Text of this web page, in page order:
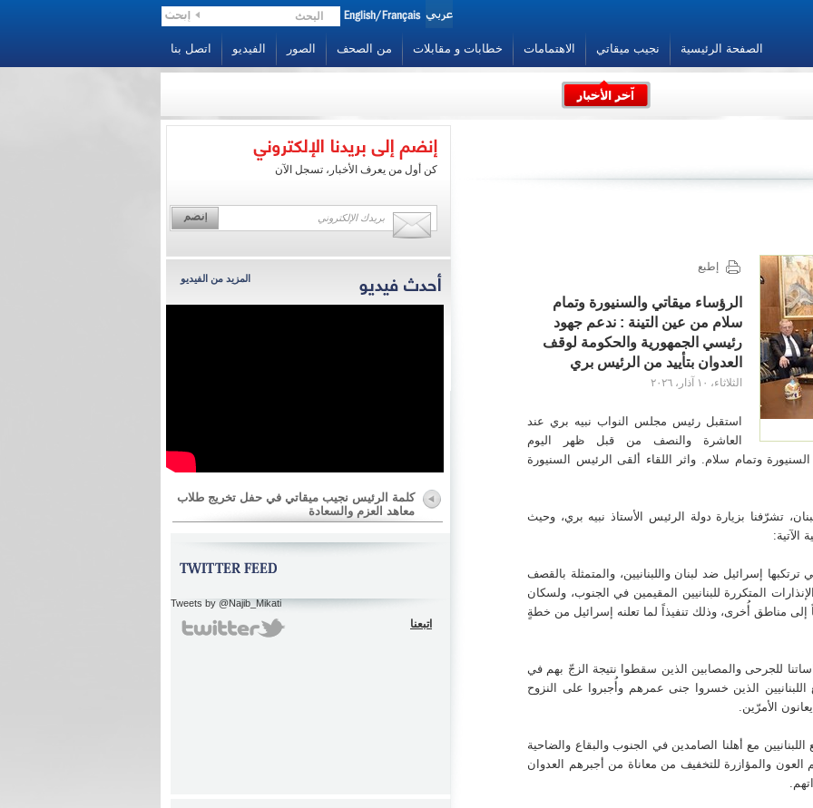
الصفحة الرئيسية نجيب ميقاتي الاهتمامات خطابات و مقابلات من الصحف الصور الفيديو اتصل بنا
على
كل
أن
عام
في
من
الرئيس نجيب ميقاتي:
التضامن مع النازحين
حديث الرئيس نجيب ميقاتي
إلى محطة الجديد
الرئيس ميقاتي: المسار
إطبع
الرؤساء ميقاتي والسنيورة وتمام
سلام من عين التينة : ندعم جهود
رئيسي الجمهورية والحكومة لوقف
العدوان بتأييد من الرئيس بري
الثلاثاء، ١٠ آذار، ٢٠٢٦
استقبل رئيس مجلس النواب نبيه بري عند
العاشرة والنصف من قبل ظهر اليوم
وتمام سلام. واثر اللقاء ألقى الرئيس السنيورة
تشرّفنا بزيارة دولة الرئيس الأستاذ نبيه بري، وحيث
الآتية:
إسرائيل ضد لبنان واللبنانيين، والمتمثلة بالقصف
المتكررة للبنانيين المقيمين في الجنوب، ولسكان
إلى مناطق أُخرى، وذلك تنفيذاً لما تعلنه إسرائيل من خطةٍ
للجرحى والمصابين الذين سقطوا نتيجة الزجّ بهم في
الذين خسروا جنى عمرهم وأُجبروا على النزوح
الأمرّين.
مع أهلنا الصامدين في الجنوب والبقاع والضاحية
العون والمؤازرة للتخفيف من معاناة من أجبرهم العدوان
كن أول من يعرف الأخبار، تسجل الآن
المزيد من الفيديو
كلمة الرئيس نجيب ميقاتي في حفل تخريج طلاب
معاهد العزم والسعادة
Tweets by @Najib_Mikati
اتبعنا